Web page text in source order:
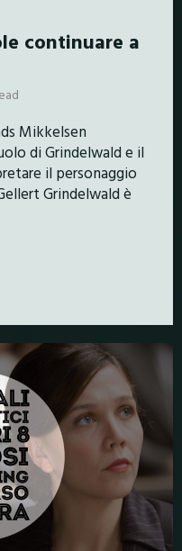
continuare a
Mikkelsen
di Grindelwald e il
il personaggio
Grindelwald è